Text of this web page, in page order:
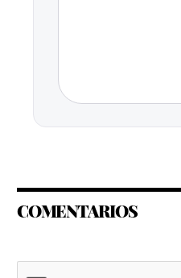
COMENTARIOS